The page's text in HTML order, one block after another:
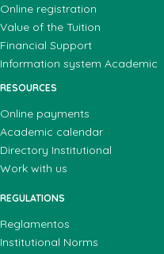
Online registration
Value of the Tuition
Financial Support
Information system Academic
RESOURCES
Online payments
Academic calendar
Directory Institutional
Work with us
REGULATIONS
Reglamentos
Institutional Norms